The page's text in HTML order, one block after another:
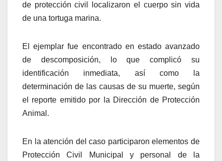
de protección civil localizaron el cuerpo sin vida
de una tortuga marina.
El ejemplar fue encontrado en estado avanzado
de descomposición, lo que complicó su
identificación inmediata, así como la
determinación de las causas de su muerte, según
el reporte emitido por la Dirección de Protección
Animal.
En la atención del caso participaron elementos de
Protección Civil Municipal y personal de la